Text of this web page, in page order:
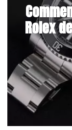
Rolex